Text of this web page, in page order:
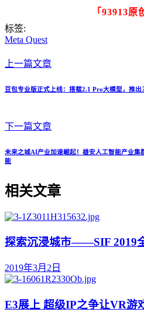
「93913原
标签:
Meta Quest
上一篇文章
豆包专业版正式上线：搭载2.1 Pro大模型，推出
下一篇文章
未来之城AI产业加速崛起！雄安人工智能产业集
能
相关文章
探索沉浸城市——SIF 2019
2019年3月2日
E3展上 超级IP之争让VR游